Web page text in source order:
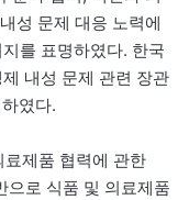
성 문제 대응 노력에
를 표명하였다. 한국
내성 문제 관련 장관
였다.
제품 협력에 관한
으로 식품 및 의료제품